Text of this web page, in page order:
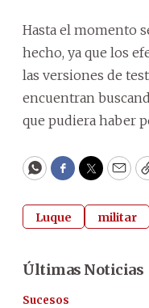
Hasta el momento
hecho, ya que los
las versiones de
encuentran
que pudiera haber
WhatsApp
Facebook
Twitter
Luque militar
Últimas Noticias
Sucesos